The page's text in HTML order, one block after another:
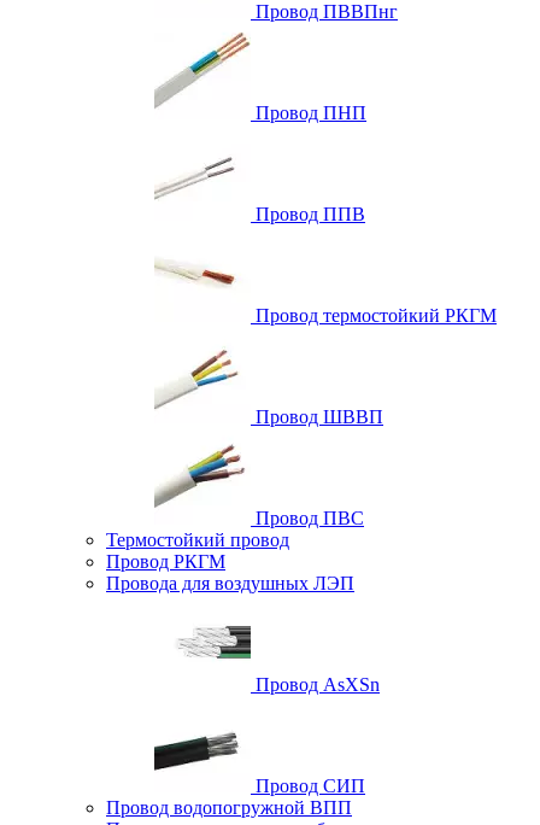
Провод ПВВПнг
Провод ПНП
Провод ППВ
Провод термостойкий РКГМ
Провод ШВВП
Провод ПВС
Термостойкий провод
Провод РКГМ
Провода для воздушных ЛЭП
Провод AsXSn
Провод СИП
Провод водопогружной ВПП